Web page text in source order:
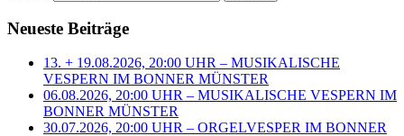
Neueste Beiträge
13. + 19.08.2026, 20:00 UHR – MUSIKALISCHE
VESPERN IM BONNER MÜNSTER
06.08.2026, 20:00 UHR – MUSIKALISCHE VESPERN IM
BONNER MÜNSTER
30.07.2026, 20:00 UHR – ORGELVESPER IM BONNER